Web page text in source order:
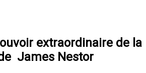
extraordinaire de la
James Nestor